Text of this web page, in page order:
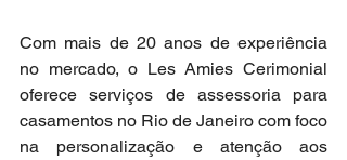
Com mais de 20 anos de experiência
no mercado, o Les Amies Cerimonial
oferece serviços de assessoria para
casamentos no Rio de Janeiro com foco
na personalização e atenção aos